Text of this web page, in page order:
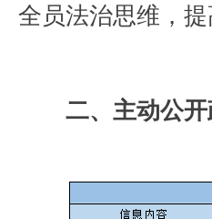
全员法治思维，
二、主动公